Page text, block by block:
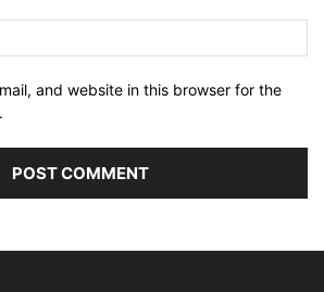
and website in this browser for the